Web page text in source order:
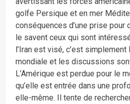
golfe Persique et en mer
conséquences d’une prise pour
le savent ceux qui sont
l’Iran est visé, c’est simplement
mondiale et les discussions
L’Amérique est perdue pour le
qu’elle est entrée dans une
elle-même. Il tente de